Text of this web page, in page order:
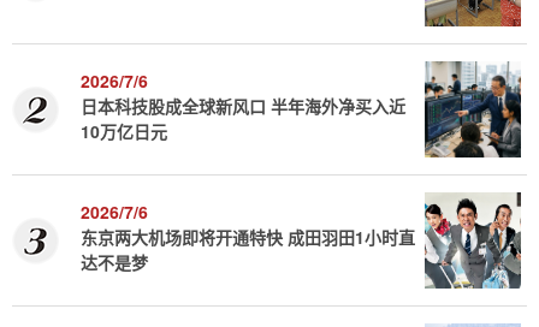
2026/7/6
日本科技股成全球新风口 半年海外净买入近
10万亿日元
2026/7/6
东京两大机场即将开通特快 成田羽田1小时直
达不是梦